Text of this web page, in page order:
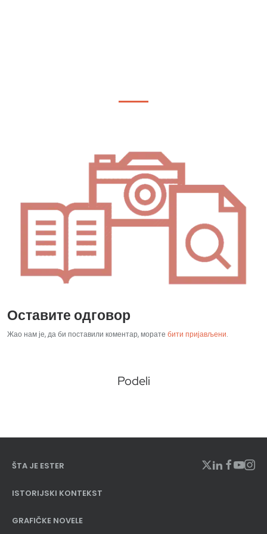
Оставите одговор
Жао нам је, да би поставили коментар, морате бити пријављени.
Podeli
ŠTA JE ESTER
ISTORIJSKI KONTEKST
GRAFIČKE NOVELE